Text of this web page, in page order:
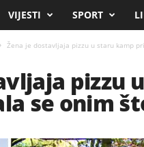
VIJESTI SPORT
Žena je dostavljaja pizzu u staru kamp
pizzu
se onim